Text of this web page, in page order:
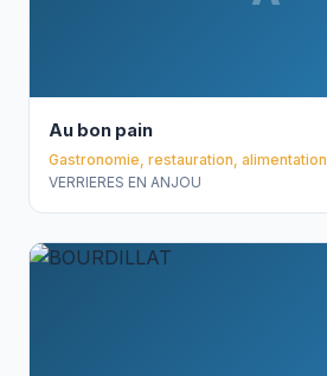
Au bon pain
Gastronomie, restauration, alimentation
VERRIERES EN ANJOU